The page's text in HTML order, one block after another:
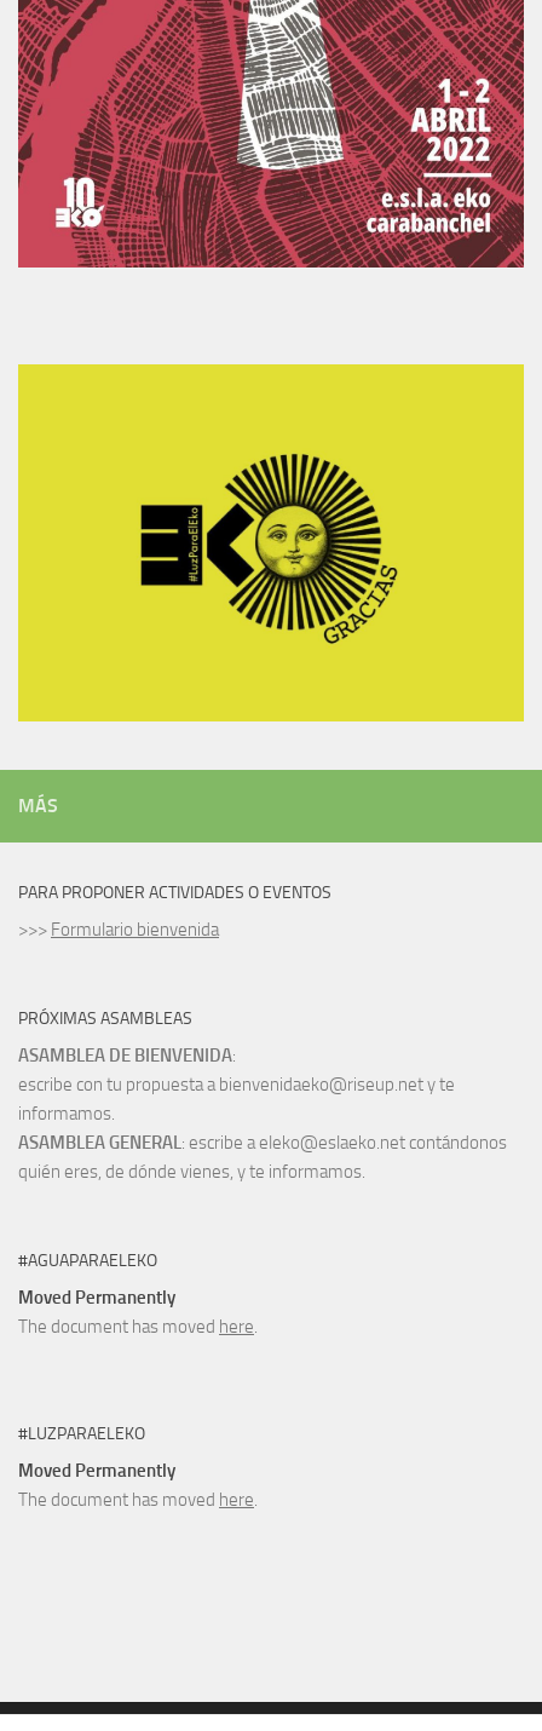
MÁS
PARA PROPONER ACTIVIDADES O EVENTOS
>>> Formulario bienvenida
PRÓXIMAS ASAMBLEAS
ASAMBLEA DE BIENVENIDA:
escribe con tu propuesta a bienvenidaeko@riseup.net y te
informamos.
ASAMBLEA GENERAL: escribe a eleko@eslaeko.net contándonos
quién eres, de dónde vienes, y te informamos.
#AGUAPARAELEKO
Moved Permanently
The document has moved here.
#LUZPARAELEKO
Moved Permanently
The document has moved here.